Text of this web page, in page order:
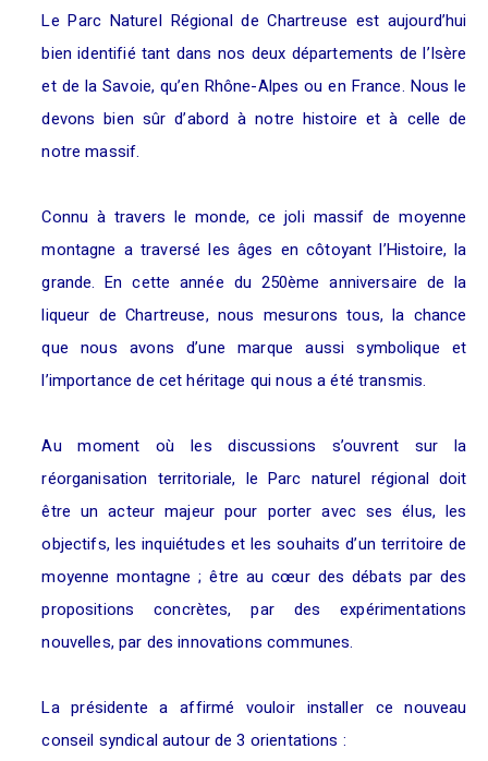
Le Parc Naturel Régional de Chartreuse est aujourd’hui
bien identifié tant dans nos deux départements de l’Isère
et de la Savoie, qu’en Rhône-Alpes ou en France. Nous le
devons bien sûr d’abord à notre histoire et à celle de
notre massif.
Connu à travers le monde, ce joli massif de moyenne
montagne a traversé les âges en côtoyant l’Histoire, la
grande. En cette année du 250ème anniversaire de la
liqueur de Chartreuse, nous mesurons tous, la chance
que nous avons d’une marque aussi symbolique et
l’importance de cet héritage qui nous a été transmis.
Au moment où les discussions s’ouvrent sur la
réorganisation territoriale, le Parc naturel régional doit
être un acteur majeur pour porter avec ses élus, les
objectifs, les inquiétudes et les souhaits d’un territoire de
moyenne montagne ; être au cœur des débats par des
propositions concrètes, par des expérimentations
nouvelles, par des innovations communes.
La présidente a affirmé vouloir installer ce nouveau
conseil syndical autour de 3 orientations :